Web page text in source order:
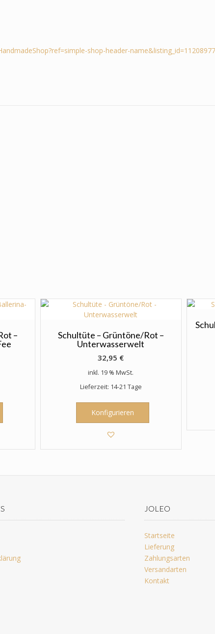
shop-header-
–
Schultüte – Grüntöne/Rot –
Unterwasserwelt
32,95 €
inkl. 19 % MwSt.
Lieferzeit: 14-21 Tage
Konfigurieren
JOLEO
Startseite
Lieferung
Zahlungsarten
Versandarten
Kontakt